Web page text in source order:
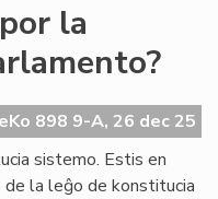
la
la
898 9-A, 26 dec 25
sistemo. Estis en
la leĝo de konstitucia